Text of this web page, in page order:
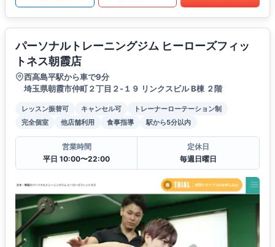
パーソナルトレーニングジム ヒーローズフィッ
トネス朝霞店
西高島平駅から車で9分
埼玉県朝霞市仲町２丁目２-１９ リンクスビル B棟 ２階
レッスン振替可 キャンセル可
トレーナーローテーション制
完全個室
他店舗利用 食事指導 駅から5分以内
営業時間
平日 10:00〜22:00
定休日
毎週日曜日